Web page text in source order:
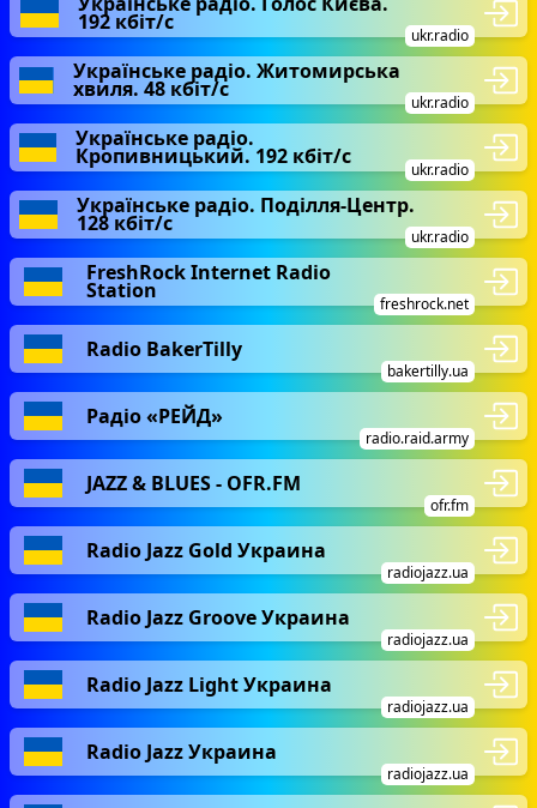
192 кбіт/с
ukr.radio
Українське радіо. Житомирська
хвиля. 48 кбіт/с
ukr.radio
Українське радіо.
Кропивницький. 192 кбіт/с
ukr.radio
Українське радіо. Поділля-Центр.
128 кбіт/с
ukr.radio
FreshRock Internet Radio
Station
freshrock.net
Radio BakerTilly
bakertilly.ua
Радіо «РЕЙД»
radio.raid.army
JAZZ & BLUES - OFR.FM
ofr.fm
Radio Jazz Gold Украина
radiojazz.ua
Radio Jazz Groove Украина
radiojazz.ua
Radio Jazz Light Украина
radiojazz.ua
Radio Jazz Украина
radiojazz.ua